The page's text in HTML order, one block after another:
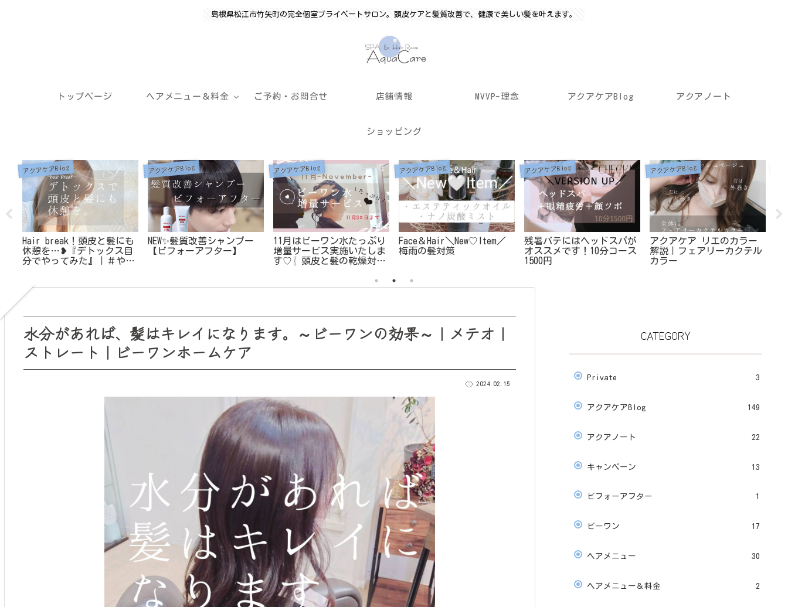
島根県松江市竹矢町の完全個室プライベートサロン。頭皮ケアと髪質改善で、健康で美しい髪を叶えます。
トップページ ヘアメニュー＆料金 ご予約・お問合せ 店舗情報 MVVP-理念 アクアケアBlog アクアノート
ショッピング
アクアケアBlog
NEW✨髪質改善シャンプー
【ビフォーアフター】
アクアケアBlog
11月はビーワン水たっぷり
増量サービス実施いたしま
アクアケアBlog
Face＆Hair＼New♡Item／
梅雨の髪対策
アクアケアBlog
残暑バテにはヘッドスパが
オススメです！10分コース
アクアケアBlog
アクアケア リエのカラー
解説｜フェアリーカクテル
カラー
アクアケアBlog
新ヘッドスパ｜TE.ON(テオ
ン)
水分があれば、髪はキレイになります。～ビーワンの効果～｜メテオ｜
ストレート｜ビーワンホームケア
2024.02.15
CATEGORY
Private 3
アクアケアBlog 149
アクアノート 22
キャンペーン 13
ビフォーアフター 1
ビーワン 17
ヘアメニュー 30
ヘアメニュー＆料金 2